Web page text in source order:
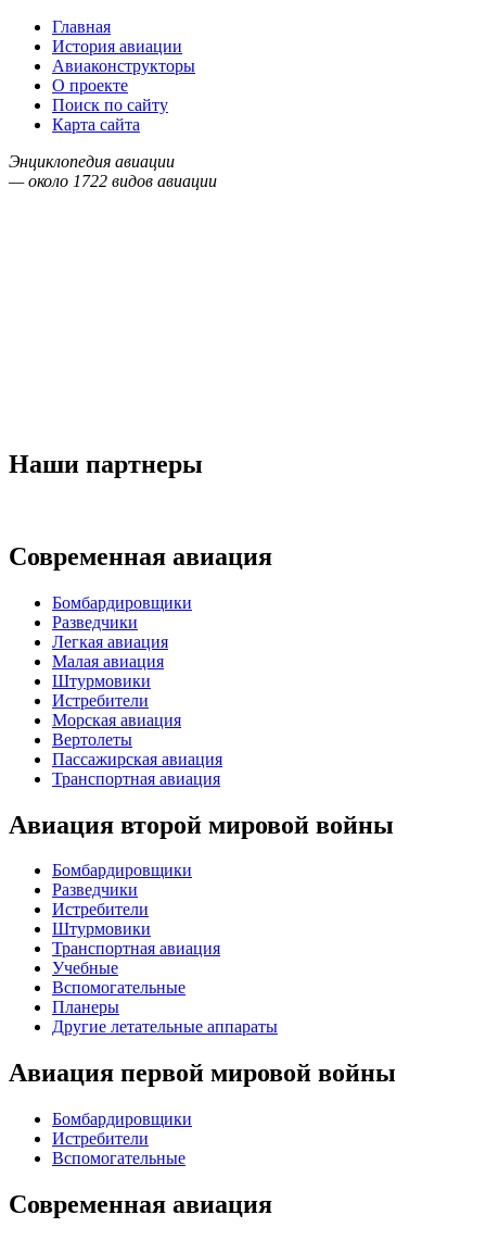
Главная
История авиации
Авиаконструкторы
О проекте
Поиск по сайту
Карта сайта
Энциклопедия авиации
— около 1722 видов авиации
Наши партнеры
Современная авиация
Бомбардировщики
Разведчики
Легкая авиация
Малая авиация
Штурмовики
Истребители
Морская авиация
Вертолеты
Пассажирская авиация
Транспортная авиация
Авиация второй мировой войны
Бомбардировщики
Разведчики
Истребители
Штурмовики
Транспортная авиация
Учебные
Вспомогательные
Планеры
Другие летательные аппараты
Авиация первой мировой войны
Бомбардировщики
Истребители
Вспомогательные
Современная авиация